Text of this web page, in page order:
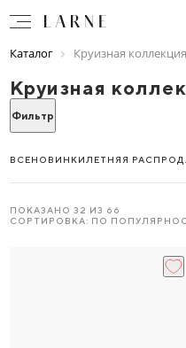
Каталог Круизная коллекция
Круизная
Фильтр
ВСЕНОВИНКИЛЕТНЯЯ
ПОКАЗАНО 32 ИЗ 66
СОРТИРОВКА: ПО